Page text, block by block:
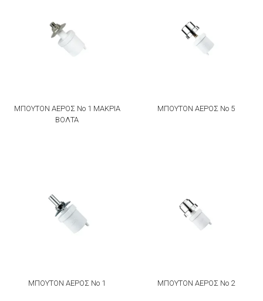
ΜΠΟΥΤΟΝ ΑΕΡΟΣ Νο 1 ΜΑΚΡΙΑ
ΒΟΛΤΑ
ΜΠΟΥΤΟΝ ΑΕΡΟΣ Νο 5
ΜΠΟΥΤΟΝ ΑΕΡΟΣ Νο 1 ΜΠΟΥΤΟΝ ΑΕΡΟΣ Νο 2